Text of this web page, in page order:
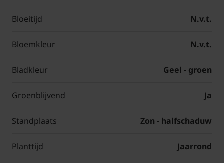
Bloeitijd N.v.t.
Bloemkleur N.v.t.
Bladkleur Geel - groen
Groenblijvend Ja
Standplaats Zon - halfschaduw
Planttijd Jaarrond